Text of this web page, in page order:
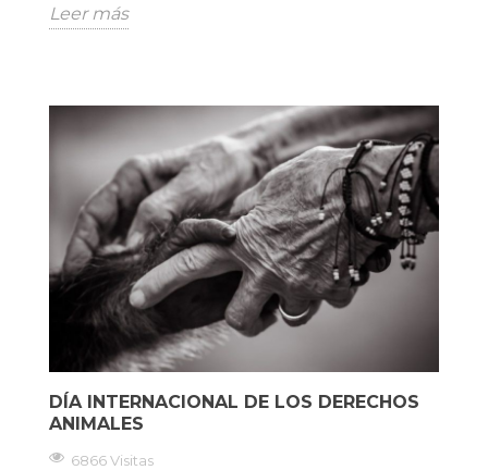
Leer más
DÍA INTERNACIONAL DE LOS DERECHOS
ANIMALES
6866 Visitas